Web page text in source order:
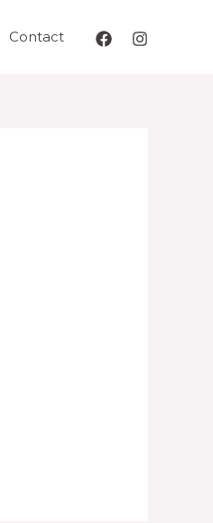
Contact